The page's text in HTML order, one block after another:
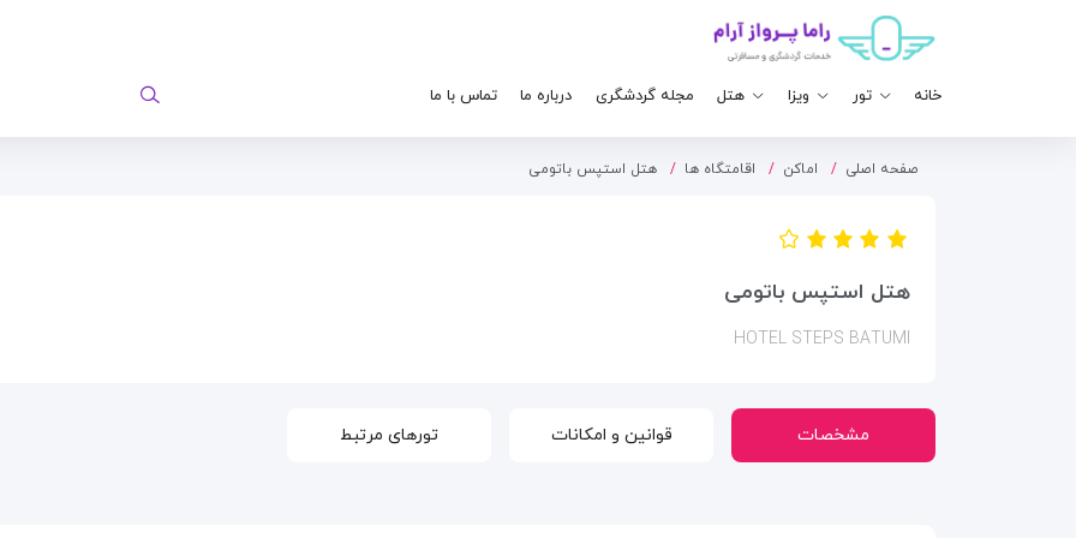
خانه تور ویزا هتل مجله گردشگری درباره ما تماس با ما
صفحه اصلی اماکن اقامتگاه ها هتل استپس باتومی
هتل استپس باتومی
HOTEL STEPS BATUMI
مشخصات قوانین و امکانات تورهای مرتبط